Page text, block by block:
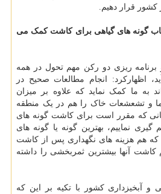
کشور قرار دهیم.
گونه های گیاهی برای کاشت کمک می
و برنامه ریزی دو رکن مهم تحول در همه
اظهارکرد: انجام مطالعات صحیح در
به ما کمک نماید که علاوه بر میزان
و تشعشعات خاک را هم در یک منطقه
که مقرر است برای کاشت گونه های
نماییم، بهترین گونه یا گونه های
که هم هزینه های نگهداری پس از کاشت
کاشت آنها بیشترین ثمربخشی را داشته
و آبخیزداری کشور با تکیه بر این که